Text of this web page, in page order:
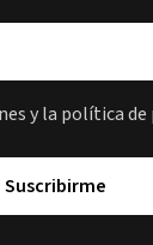
y la política de
Suscribirme